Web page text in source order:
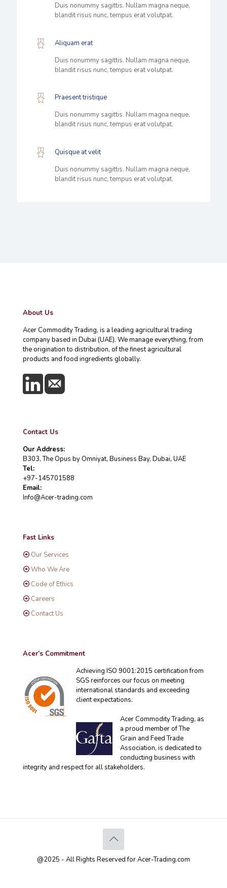
Duis nonummy sagittis. Nullam magna neque,
blandit risus nunc, tempus erat volutpat.
Aliquam erat
Duis nonummy sagittis. Nullam magna neque,
blandit risus nunc, tempus erat volutpat.
Praesent tristique
Duis nonummy sagittis. Nullam magna neque,
blandit risus nunc, tempus erat volutpat.
Quisque at velit
Duis nonummy sagittis. Nullam magna neque,
blandit risus nunc, tempus erat volutpat.
About Us
Acer Commodity Trading, is a leading agricultural trading
company based in Dubai (UAE). We manage everything, from
the origination to distribution, of the finest agricultural
products and food ingredients globally.
Contact Us
Our Address:
B303, The Opus by Omniyat, Business Bay, Dubai, UAE
Tel:
+97-145701588
Email:
Info@Acer-trading.com
Fast Links
Our Services
Who We Are
Code of Ethics
Careers
Contact Us
Acer’s Commitment
Achieving ISO 9001:2015 certification from
SGS reinforces our focus on meeting
international standards and exceeding
client expectations.
Acer Commodity Trading, as
a proud member of The
Grain and Feed Trade
Association, is dedicated to
conducting business with
integrity and respect for all stakeholders.
@2025 - All Rights Reserved for Acer-Trading.com